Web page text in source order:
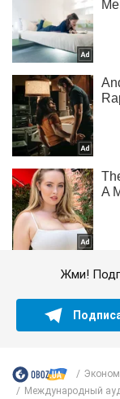
Жми!
Международный